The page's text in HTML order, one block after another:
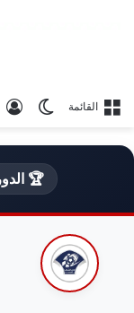
القائمة
🏆